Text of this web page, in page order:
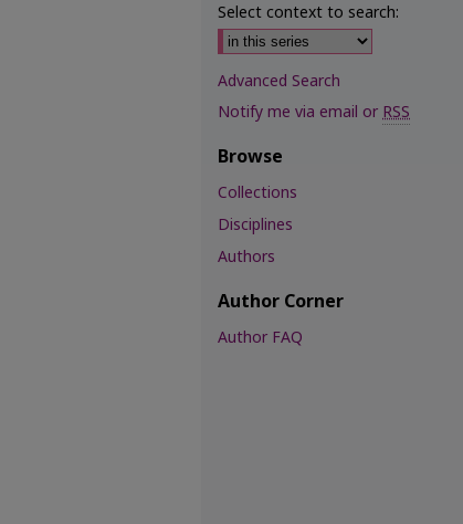
Select context to search:
Advanced Search
Notify me via email orRSS
Browse
Collections
Disciplines
Authors
Author Corner
Author FAQ